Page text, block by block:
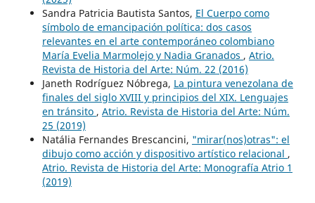
Sandra Patricia Bautista Santos, El Cuerpo como
símbolo de emancipación política: dos casos
relevantes en el arte contemporáneo colombiano
María Evelia Marmolejo y Nadia Granados , Atrio.
Revista de Historia del Arte: Núm. 22 (2016)
Janeth Rodríguez Nóbrega, La pintura venezolana de
finales del siglo XVIII y principios del XIX. Lenguajes
en tránsito , Atrio. Revista de Historia del Arte: Núm.
25 (2019)
Natália Fernandes Brescancini, "mirar(nos)otras": el
dibujo como acción y dispositivo artístico relacional ,
Atrio. Revista de Historia del Arte: Monografía Atrio 1
(2019)